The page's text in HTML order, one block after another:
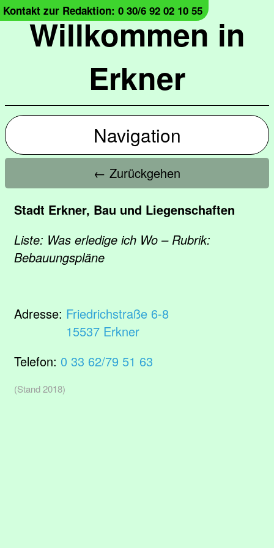
Willkommen in
Erkner
Kontakt zur Redaktion: 0 30/6 92 02 10 55
Navigation
← Zurückgehen
Stadt Erkner, Bau und Liegenschaften
Liste: Was erledige ich Wo – Rubrik:
Bebauungspläne
Adresse: Friedrichstraße 6-8
15537 Erkner
Telefon: 0 33 62/79 51 63
(Stand 2018)